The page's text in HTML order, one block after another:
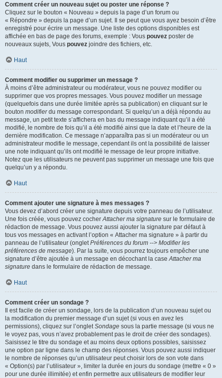
Comment créer un nouveau sujet ou poster une réponse ?
Cliquez sur le bouton « Nouveau » depuis la page d’un forum ou
« Répondre » depuis la page d’un sujet. Il se peut que vous ayez besoin d’être
enregistré pour écrire un message. Une liste des options disponibles est
affichée en bas de page des forums, exemple : Vous pouvez poster de
nouveaux sujets, Vous pouvez joindre des fichiers, etc.
Haut
Comment modifier ou supprimer un message ?
À moins d’être administrateur ou modérateur, vous ne pouvez modifier ou
supprimer que vos propres messages. Vous pouvez modifier un message
(quelquefois dans une durée limitée après sa publication) en cliquant sur le
bouton modifierdu message correspondant. Si quelqu’un a déjà répondu au
message, un petit texte s’affichera en bas du message indiquant qu’il a été
modifié, le nombre de fois qu’il a été modifié ainsi que la date et l’heure de la
dernière modification. Ce message n’apparaîtra pas si un modérateur ou un
administrateur modifie le message, cependant ils ont la possibilité de laisser
une note indiquant qu’ils ont modifié le message de leur propre initiative.
Notez que les utilisateurs ne peuvent pas supprimer un message une fois que
quelqu’un y a répondu.
Haut
Comment ajouter une signature à mes messages ?
Vous devez d’abord créer une signature depuis votre panneau de l’utilisateur.
Une fois créée, vous pouvez cocherAttacher ma signature sur le formulaire de
rédaction de message. Vous pouvez aussi ajouter la signature par défaut à
tous vos messages en activant l’option « Attacher ma signature » à partir du
panneau de l’utilisateur (ongletPréférences du forum --> Modifier les
préférences de message). Par la suite, vous pourrez toujours empêcher une
signature d’être ajoutée à un message en décochant la caseAttacher ma
signature dans le formulaire de rédaction de message.
Haut
Comment créer un sondage ?
Il est facile de créer un sondage, lors de la publication d’un nouveau sujet ou
la modification du premier message d’un sujet (si vous en avez les
permissions), cliquez sur l’ongletSondage sous la partie message (si vous ne
le voyez pas, vous n’avez probablement pas le droit de créer des sondages).
Saisissez le titre du sondage et au moins deux options possibles, saisissez
une option par ligne dans le champ des réponses. Vous pouvez aussi indiquer
le nombre de réponses qu’un utilisateur peut choisir lors de son vote dans
« Option(s) par l’utilisateur », limiter la durée en jours du sondage (mettre « 0 »
pour une durée illimitée) et enfin permettre aux utilisateurs de modifier leur